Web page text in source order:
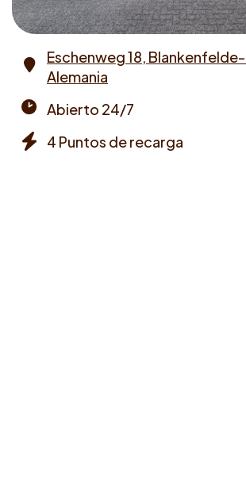
Address
Eschenweg 18,
Alemania
times
Abierto 24/7
4 Puntos de recarga